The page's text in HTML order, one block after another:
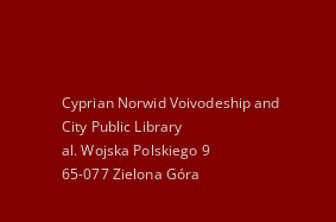
Cyprian Norwid Voivodeship and
City Public Library
al. Wojska Polskiego 9
65-077 Zielona Góra